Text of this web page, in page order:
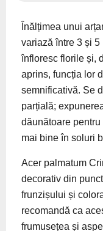
Înălțimea unui
variază între 3 și
înfloresc florile și,
aprins, funcția lor
semnificativă. Se
parțială;
dăunătoare
mai bine în soluri
Acer palmatum
decorativ din
frunzișului și
recomandă ca
frumusețea și